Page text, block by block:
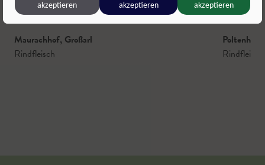
Maurachhof, Großarl
Rindfleisch
Poltenhof
Rindfleisch
akzeptieren
akzeptieren
akzeptieren